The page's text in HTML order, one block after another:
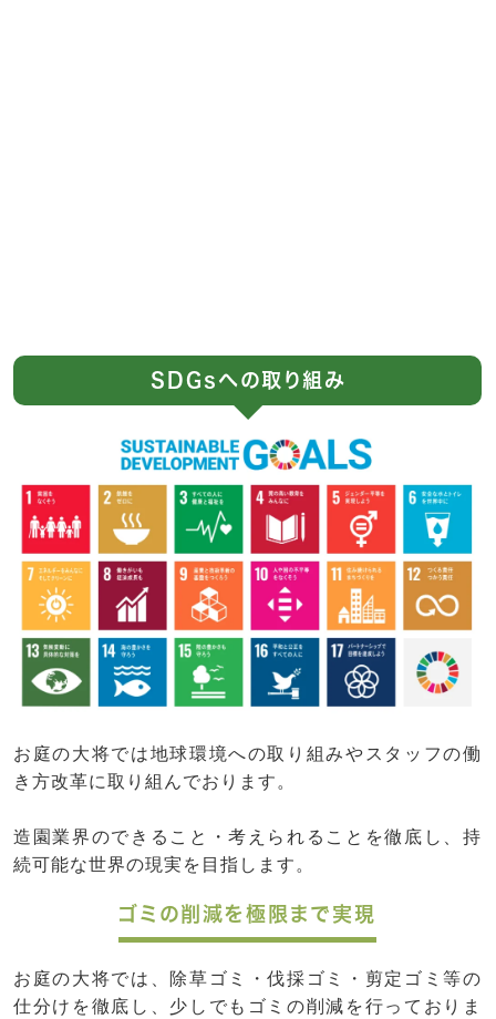
SDGsへの取り組み
お庭の大将では地球環境への取り組みやスタッフの働
き方改革に取り組んでおります。
造園業界のできること・考えられることを徹底し、持
続可能な世界の現実を目指します。
ゴミの削減を極限まで実現
お庭の大将では、除草ゴミ・伐採ゴミ・剪定ゴミ等の
仕分けを徹底し、少しでもゴミの削減を行っておりま